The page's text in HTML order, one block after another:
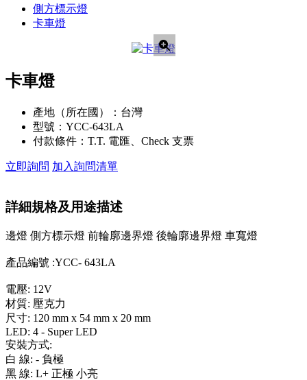
側方標示燈
卡車燈
卡車燈
產地（所在國）： 台灣
型號： YCC-643LA
付款條件： T.T. 電匯、Check 支票
立即詢問 加入詢問清單
詳細規格及用途描述
邊燈 側方標示燈 前輪廓邊界燈 後輪廓邊界燈 車寬燈
產品編號 :YCC- 643LA
電壓: 12V
材質: 壓克力
尺寸: 120 mm x 54 mm x 20 mm
LED: 4 - Super LED
安裝方式:
白 線: - 負極
黑 線: L+ 正極 小亮